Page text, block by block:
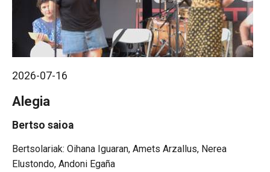
2026-07-16
Alegia
Bertso saioa
Oihana Iguaran, Amets Arzallus, Nerea
Elustondo, Andoni Egaña